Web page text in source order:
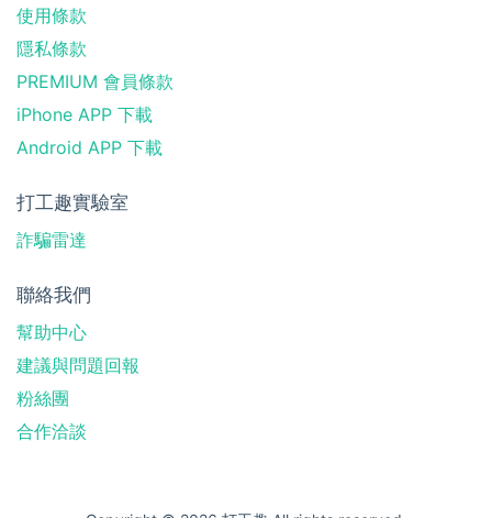
使用條款
隱私條款
PREMIUM 會員條款
iPhone APP 下載
Android APP 下載
打工趣實驗室
詐騙雷達
聯絡我們
幫助中心
建議與問題回報
粉絲團
合作洽談